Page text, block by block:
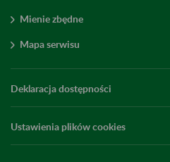
Mienie zbędne
Mapa serwisu
Deklaracja dostępności
Ustawienia plików cookies